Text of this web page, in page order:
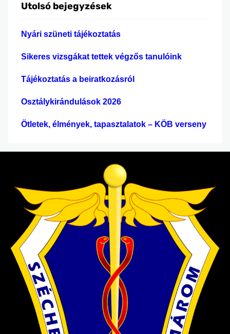
s
Utolsó bejegyzések
Nyári szüneti tájékoztatás
Sikeres vizsgákat tettek végzős tanulóink
Tájékoztatás a beiratkozásról
Osztálykirándulások 2026
Ötletek, élmények, tapasztalatok – KÖB verseny